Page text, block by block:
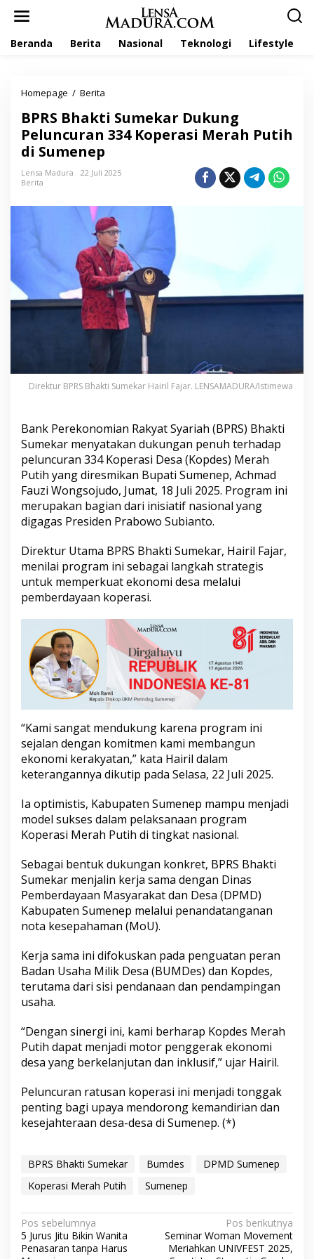
Beranda Berita Nasional Teknologi Lifestyle
Homepage / Berita
R
S
B
a
i
S
u
m
e
k
a
r
D
u
k
n
g
P
n
c
u
r
a
n
3
3
K
p
e
r
M
a
h
P
u
t
i
h
d
S
u
m
e
e
p
BPRS Bhakti Sumekar Dukung
Peluncuran 334 Koperasi Merah Putih
di Sumenep
Lensa Madura
22 Juli 2025
Berita
Direktur BPRS Bhakti Sumekar Hairil Fajar. LENSAMADURA/Istimewa
Bank Perekonomian Rakyat Syariah (BPRS) Bhakti
Sumekar menyatakan dukungan penuh terhadap
peluncuran 334 Koperasi Desa (Kopdes) Merah
Putih yang diresmikan Bupati Sumenep, Achmad
Fauzi Wongsojudo, Jumat, 18 Juli 2025. Program ini
merupakan bagian dari inisiatif nasional yang
digagas Presiden Prabowo Subianto.
Direktur Utama BPRS Bhakti Sumekar, Hairil Fajar,
menilai program ini sebagai langkah strategis
untuk memperkuat ekonomi desa melalui
pemberdayaan koperasi.
“Kami sangat mendukung karena program ini
sejalan dengan komitmen kami membangun
ekonomi kerakyatan,” kata Hairil dalam
keterangannya dikutip pada Selasa, 22 Juli 2025.
Ia optimistis, Kabupaten Sumenep mampu menjadi
model sukses dalam pelaksanaan program
Koperasi Merah Putih di tingkat nasional.
Sebagai bentuk dukungan konkret, BPRS Bhakti
Sumekar menjalin kerja sama dengan Dinas
Pemberdayaan Masyarakat dan Desa (DPMD)
Kabupaten Sumenep melalui penandatanganan
nota kesepahaman (MoU).
Kerja sama ini difokuskan pada penguatan peran
Badan Usaha Milik Desa (BUMDes) dan Kopdes,
terutama dari sisi pendanaan dan pendampingan
usaha.
“Dengan sinergi ini, kami berharap Kopdes Merah
Putih dapat menjadi motor penggerak ekonomi
desa yang berkelanjutan dan inklusif,” ujar Hairil.
Peluncuran ratusan koperasi ini menjadi tonggak
penting bagi upaya mendorong kemandirian dan
kesejahteraan desa-desa di Sumenep. (*)
BPRS Bhakti Sumekar Bumdes
DPMD Sumenep
Koperasi Merah Putih
Sumenep
N
a
Pos sebelumnya
5 Jurus Jitu Bikin Wanita
Penasaran tanpa Harus
Pos berikutnya
Seminar Woman Movement
Meriahkan UNIVFEST 2025,